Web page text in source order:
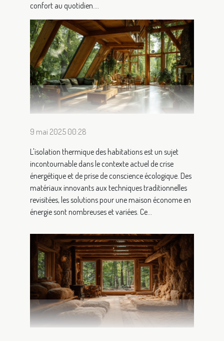
confort au quotidien....
9 mai 2025 00:28
L'isolation thermique des habitations est un sujet
incontournable dans le contexte actuel de crise
énergétique et de prise de conscience écologique. Des
matériaux innovants aux techniques traditionnelles
revisitées, les solutions pour une maison économe en
énergie sont nombreuses et variées. Ce...